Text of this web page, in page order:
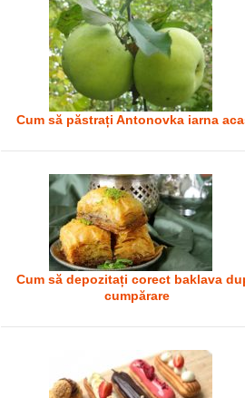
Cum să păstrați Antonovka iarna
Cum să depozitați corect baklava
cumpărare